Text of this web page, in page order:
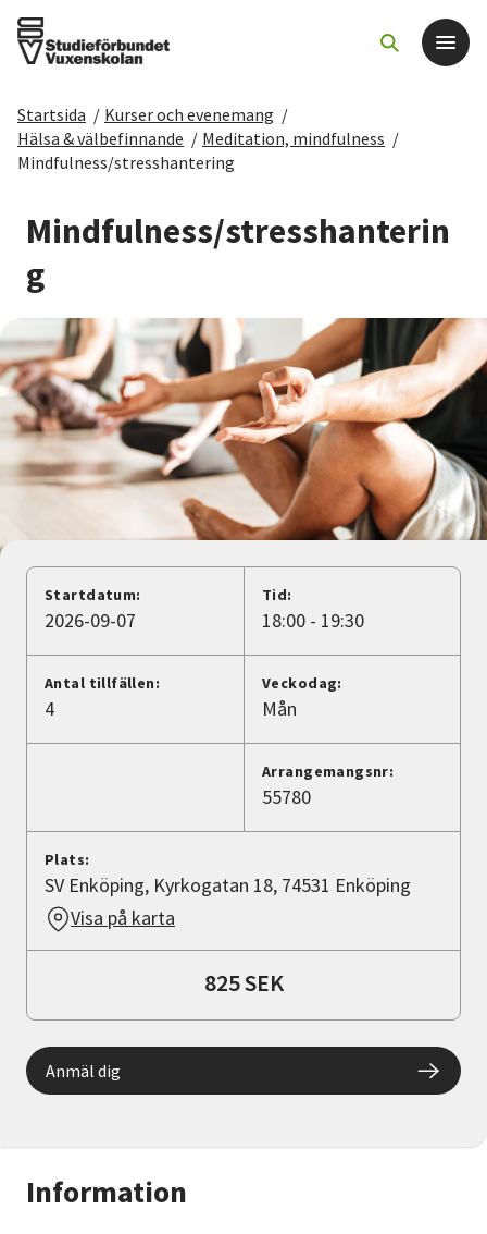
Det här gör vi
Sök kurser och evenemang
Om SV
Starta studiecirkel
Cirkelledare
Nyheter
Lyssna
Startsida / Kurser och evenemang /
Hälsa & välbefinnande / Meditation, mindfulness /
Mindfulness/stresshantering
Mindfulness/stresshanterin
g
Information
Startdatum:
2026-09-07
Tid:
18:00 - 19:30
Antal tillfällen:
4
Veckodag:
Mån
Arrangemangsnr:
55780
Plats:
SV Enköping, Kyrkogatan 18, 74531 Enköping
Visa på karta
825 SEK
Anmäl dig